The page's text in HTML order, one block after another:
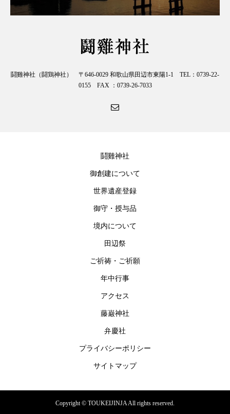
鬪雞神社（闘鶏神社） 〒646-0029 和歌山県田辺市東陽1-1 TEL：0739-22-
0155 FAX ：0739-26-7033
鬪雞神社
御創建について
世界遺産登録
御守・授与品
境内について
田辺祭
ご祈祷・ご祈願
年中行事
アクセス
藤巌神社
弁慶社
プライバシーポリシー
サイトマップ
Copyright © TOUKEIJINJA All rights reserved.